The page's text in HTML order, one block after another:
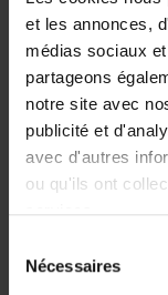
et les annonces,
médias sociaux
partageons
notre site avec
publicité et
avec d'autres
ou qu'ils ont
services.
Nécessaires
C’est un outil
quotidien
C’est une
conformité
C’est un
équipes qui